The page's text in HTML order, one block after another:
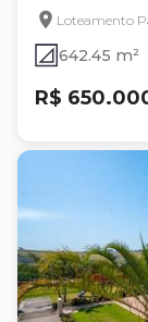
Loteamento
642.45 m²
R$